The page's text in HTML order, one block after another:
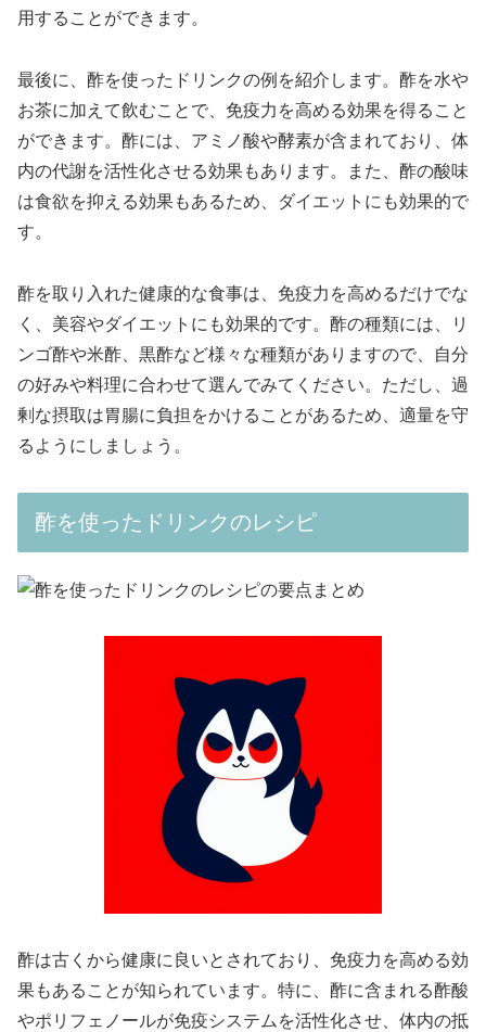
用することができます。
最後に、酢を使ったドリンクの例を紹介します。酢を水や
お茶に加えて飲むことで、免疫力を高める効果を得ること
ができます。酢には、アミノ酸や酵素が含まれており、体
内の代謝を活性化させる効果もあります。また、酢の酸味
は食欲を抑える効果もあるため、ダイエットにも効果的で
す。
酢を取り入れた健康的な食事は、免疫力を高めるだけでな
く、美容やダイエットにも効果的です。酢の種類には、リ
ンゴ酢や米酢、黒酢など様々な種類がありますので、自分
の好みや料理に合わせて選んでみてください。ただし、過
剰な摂取は胃腸に負担をかけることがあるため、適量を守
るようにしましょう。
酢を使ったドリンクのレシピ
酢は古くから健康に良いとされており、免疫力を高める効
果もあることが知られています。特に、酢に含まれる酢酸
やポリフェノールが免疫システムを活性化させ、体内の抵